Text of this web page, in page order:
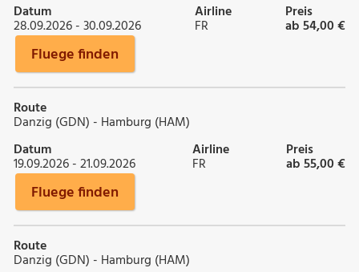
Datum
28.09.2026 - 30.09.2026
Airline
FR
Preis
ab 54,00 €
Fluege finden
Route
Danzig (GDN) - Hamburg (HAM)
Datum
19.09.2026 - 21.09.2026
Airline
FR
Preis
ab 55,00 €
Fluege finden
Route
Danzig (GDN) - Hamburg (HAM)